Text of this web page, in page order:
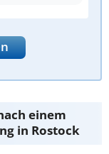
einem
in Rostock